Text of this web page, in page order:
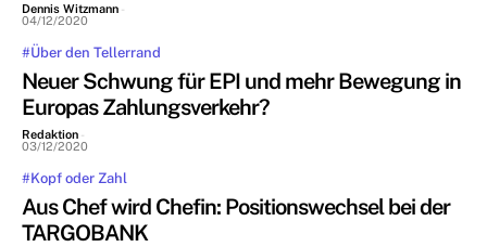
Dennis Witzmann -
04/12/2020
#Über den Tellerrand
Neuer Schwung für EPI und mehr Bewegung in
Europas Zahlungsverkehr?
Redaktion -
03/12/2020
#Kopf oder Zahl
Aus Chef wird Chefin: Positionswechsel bei der
TARGOBANK